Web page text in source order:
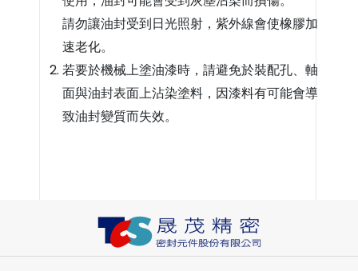
請勿讓油封受到日光照射，紫外線會使橡膠加
速老化。
若要於機械上塗油漆時，請避免於裝配孔、軸
面與油封表面上沾染塗料，因漆料有可能會導
致油封變質而失效。